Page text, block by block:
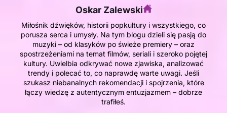
Oskar Zalewski
Miłośnik dźwięków, historii popkultury i wszystkiego, co
porusza serca i umysły. Na tym blogu dzieli się pasją do
muzyki – od klasyków po świeże premiery – oraz
spostrzeżeniami na temat filmów, seriali i szeroko pojętej
kultury. Uwielbia odkrywać nowe zjawiska, analizować
trendy i polecać to, co naprawdę warte uwagi. Jeśli
szukasz niebanalnych rekomendacji i spojrzenia, które
łączy wiedzę z autentycznym entuzjazmem – dobrze
trafiłeś.